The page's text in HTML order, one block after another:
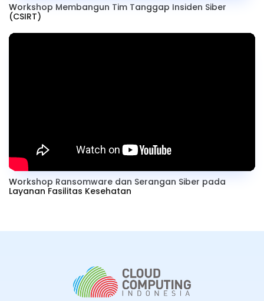
Workshop Membangun Tim Tanggap Insiden Siber
(CSIRT)
Workshop Ransomware dan Serangan Siber pada
Layanan Fasilitas Kesehatan